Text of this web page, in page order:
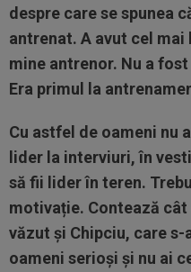
despre care se spunea
antrenat. A avut cel mai
mine antrenor. Nu a
Era primul la
Cu astfel de oameni nu
lider la interviuri, în
să fii lider în teren.
motivație. Contează
văzut și Chipciu, care
oameni serioși și nu ai